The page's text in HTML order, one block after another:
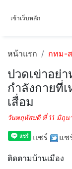
เข้าเว็บหลัก
หน้าแรก กทม-
ปวดเข่าอย่
กำลังกายที่
เสื่อม
วันพฤหัสบดี ที่ 11 มิถุน
แชร์ แช
ติดตามบ้านเมือง